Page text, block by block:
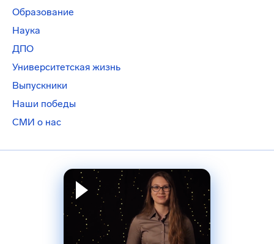
Образование
Наука
ДПО
Университетская жизнь
Выпускники
Наши победы
СМИ о нас